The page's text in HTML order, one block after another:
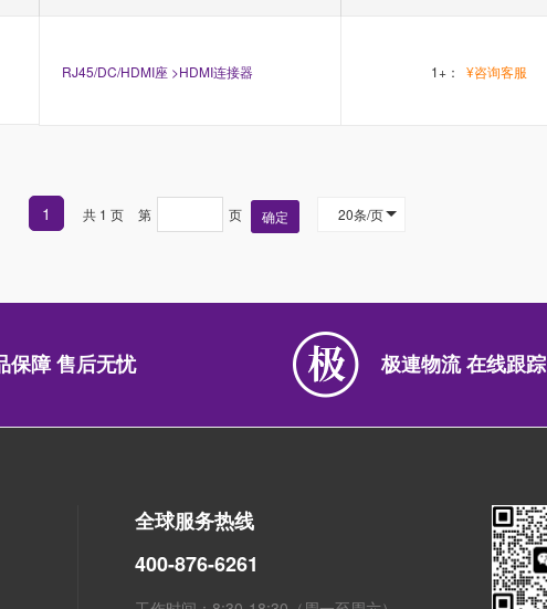
RJ45/DC/HDMI座 >HDMI连接器 1+： ¥咨询客服
1 共 1 页 第 页 确定 20条/页
保障 售后无忧 极連物流 在线跟踪
全球服务热线
400-876-6261